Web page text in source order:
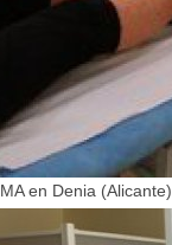
en Denia (Alicante)